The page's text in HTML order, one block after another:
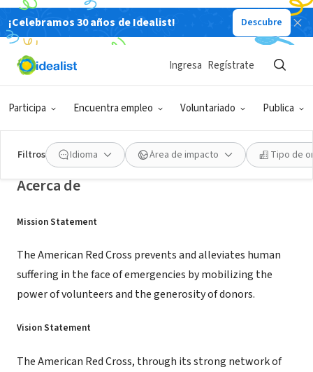
¡Celebramos 30 años de Idealist! Descubre
Participa Encuentra empleo Voluntariado Publica
Ingresa Regístrate
Filtros Idioma Área de impacto Tipo de
American Red Cross/Northern Ohio
Region
Toledo, OH|www.redcross.org
Acerca de
Mission Statement
The American Red Cross prevents and alleviates human
suffering in the face of emergencies by mobilizing the
power of volunteers and the generosity of donors.​
Vision Statement
The American Red Cross, through its strong network of